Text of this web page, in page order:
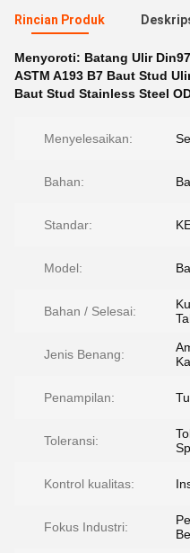
Rincian Produk
Menyoroti: Batang Ulir
ASTM A193 B7 Baut Stud
Baut Stud Stainless Steel
Menyelesaikan:
Bahan:
Standar:
Model:
Bahan / Selesai:
Jenis Benang:
Penampilan:
Toleransi:
Kontrol kualitas:
Fokus Industri: